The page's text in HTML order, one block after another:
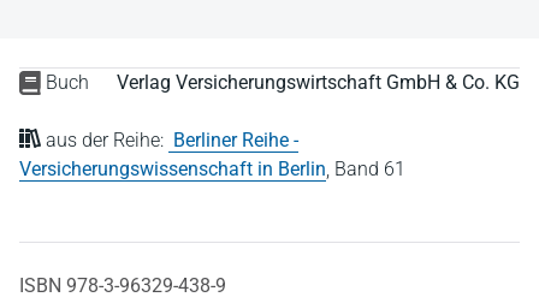
Buch Verlag Versicherungswirtschaft GmbH & Co. KG
aus der Reihe: Berliner Reihe -
Versicherungswissenschaft in Berlin, Band 61
ISBN 978-3-96329-438-9